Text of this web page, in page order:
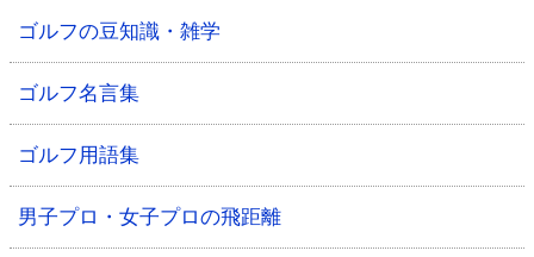
ゴルフの豆知識・雑学
ゴルフ名言集
ゴルフ用語集
男子プロ・女子プロの飛距離